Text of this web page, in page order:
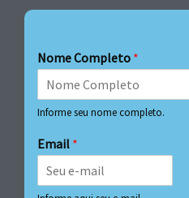
Nome Completo *
Informe seu nome completo.
Email *